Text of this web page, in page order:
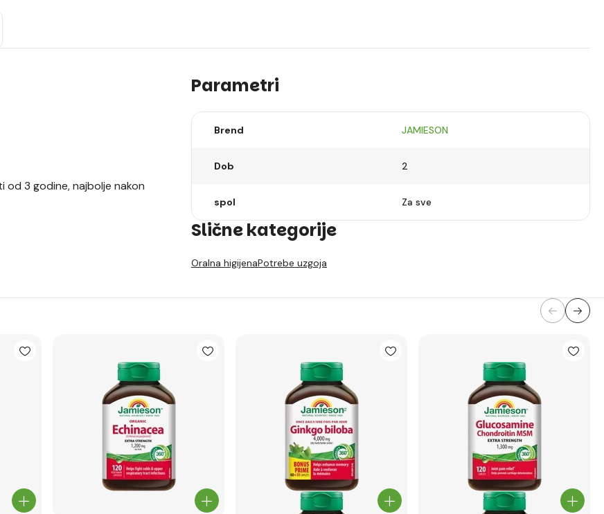
od 3 godine, najbolje nakon
Parametri
Brend JAMIESON
Dob 2
spol Za sve
Slične kategorije
Oralna higijenaPotrebe uzgoja